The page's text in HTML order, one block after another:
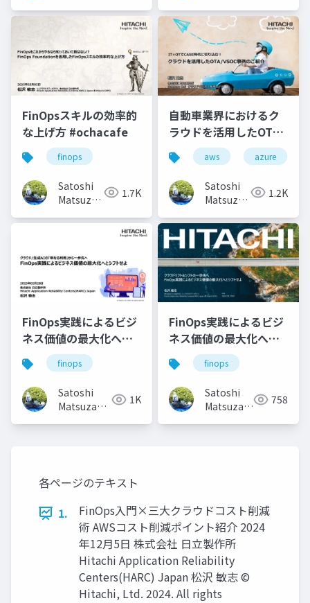
FinOpsスキルの効率的
な上げ方 #ochacafe
finops
Satoshi
Matsuzawa
1.7K
自動車業界におけるク
ラウドを活用したOTA
やVSOC事例のご紹介
（v20220225）
aws azure
Satoshi
Matsuzawa
1.2K
FinOps実践によるビジ
ネス価値の最大化へと
シフトせよ
#ITmediaDXSummit23
finops
Satoshi
Matsuzawa
1K
FinOps実践によるビジ
ネス価値の最大化へと
シフトせよ
#NEXTVMware資産
finops
Satoshi
Matsuzawa
758
各ページのテキスト
1.
FinOps入門×三大クラウドコスト削減
術 AWSコスト削減ポイント紹介 2024
年12月5日 株式会社 日立製作所
Hitachi Application Reliability
Centers(HARC) Japan 松沢 敏志 ©
Hitachi, Ltd. 2024. All rights